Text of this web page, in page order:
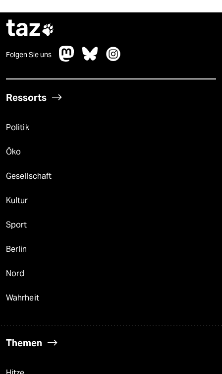
taz
Folgen Sie uns
Ressorts
Politik
Öko
Gesellschaft
Kultur
Sport
Berlin
Nord
Wahrheit
Themen